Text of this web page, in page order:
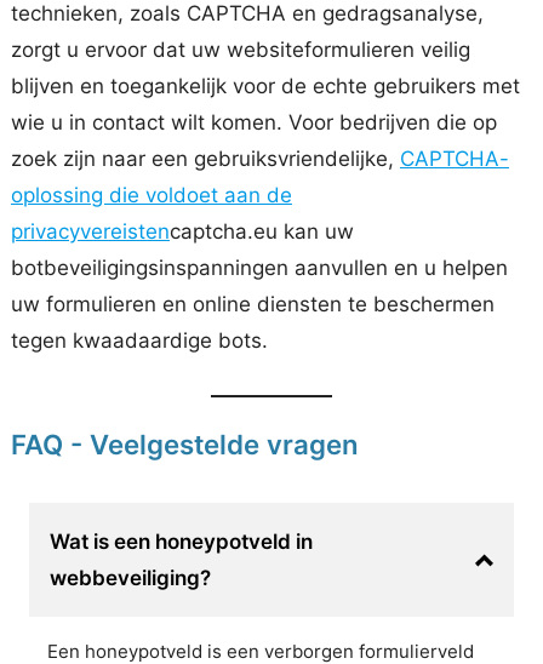
technieken, zoals CAPTCHA en gedragsanalyse,
zorgt u ervoor dat uw websiteformulieren veilig
blijven en toegankelijk voor de echte gebruikers met
wie u in contact wilt komen. Voor bedrijven die op
zoek zijn naar een gebruiksvriendelijke, CAPTCHA-
oplossing die voldoet aan de
privacyvereistencaptcha.eu kan uw
botbeveiligingsinspanningen aanvullen en u helpen
uw formulieren en online diensten te beschermen
tegen kwaadaardige bots.
FAQ - Veelgestelde vragen
Wat is een honeypotveld in
webbeveiliging?
Een honeypotveld is een verborgen formulierveld